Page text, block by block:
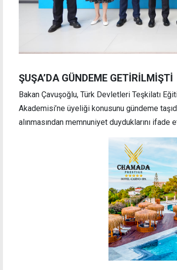
ŞUŞA’DA GÜNDEME GETİRİLMİŞTİ
Bakan Çavuşoğlu, Türk Devletleri Teşkilatı
Akademisi’ne üyeliği konusunu gündeme
alınmasından memnuniyet duyduklarını ifade